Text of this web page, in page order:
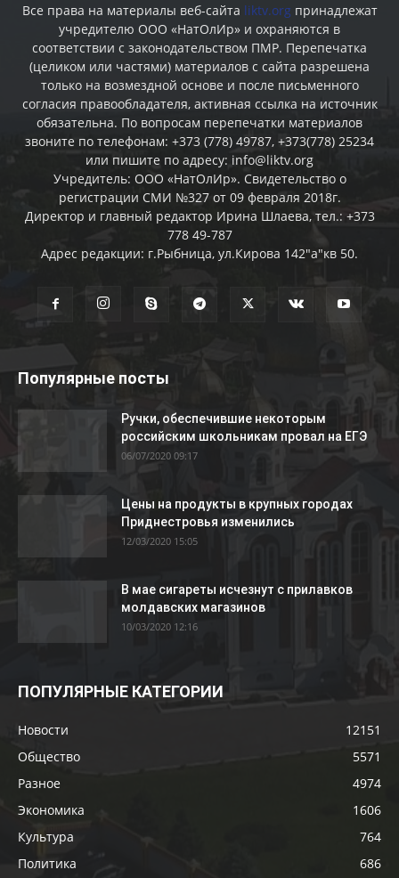
Все права на материалы веб-сайта liktv.org принадлежат
учредителю ООО «НатОлИр» и охраняются в
соответствии с законодательством ПМР. Перепечатка
(целиком или частями) материалов c сайта разрешена
только на возмездной основе и после письменного
согласия правообладателя, активная ссылка на источник
обязательна. По вопросам перепечатки материалов
звоните по телефонам: +373 (778) 49787, +373(778) 25234
или пишите по адресу: info@liktv.org
Учредитель: ООО «НатОлИр». Свидетельство о
регистрации СМИ №327 от 09 февраля 2018г.
Директор и главный редактор Ирина Шлаева, тел.: +373
778 49-787
Адрес редакции: г.Рыбница, ул.Кирова 142"а"кв 50.
Популярные посты
Ручки, обеспечившие некоторым
российским школьникам провал на ЕГЭ
06/07/2020 09:17
Цены на продукты в крупных городах
Приднестровья изменились
12/03/2020 15:05
В мае сигареты исчезнут с прилавков
молдавских магазинов
10/03/2020 12:16
ПОПУЛЯРНЫЕ КАТЕГОРИИ
Новости
12151
Общество
5571
Разное
4974
Экономика
1606
Культура
764
Политика
686